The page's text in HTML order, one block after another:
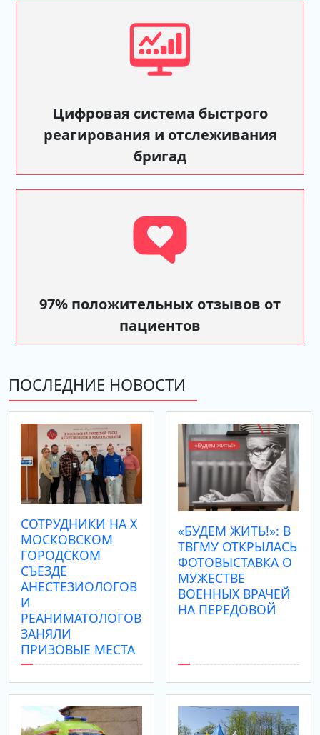
Цифровая система быстрого
реагирования и отслеживания
бригад
97% положительных отзывов от
пациентов
ПОСЛЕДНИЕ НОВОСТИ
CОТРУДНИКИ НА X
МОСКОВСКОМ
ГОРОДСКОМ
СЪЕЗДЕ
АНЕСТЕЗИОЛОГОВ
И
РЕАНИМАТОЛОГОВ
ЗАНЯЛИ
ПРИЗОВЫЕ МЕСТА
«БУДЕМ ЖИТЬ!»: В
ТВГМУ ОТКРЫЛАСЬ
ФОТОВЫСТАВКА О
МУЖЕСТВЕ
ВОЕННЫХ ВРАЧЕЙ
НА ПЕРЕДОВОЙ